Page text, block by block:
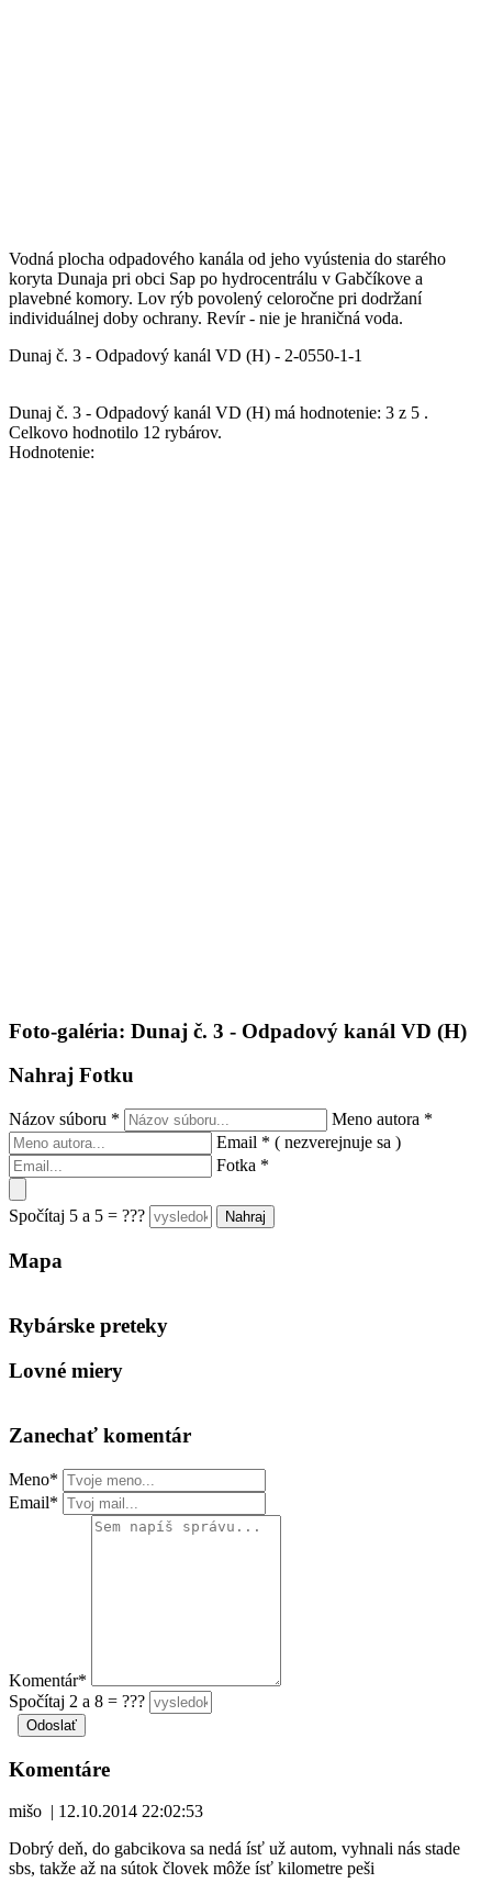
Vodná plocha odpadového kanála od jeho vyústenia do starého
koryta Dunaja pri obci Sap po hydrocentrálu v Gabčíkove a
plavebné komory. Lov rýb povolený celoročne pri dodržaní
individuálnej doby ochrany. Revír - nie je hraničná voda.
Dunaj č. 3 - Odpadový kanál VD (H) - 2-0550-1-1
Dunaj č. 3 - Odpadový kanál VD (H) má hodnotenie: 3 z 5 .
Celkovo hodnotilo 12 rybárov.
Hodnotenie:
Foto-galéria: Dunaj č. 3 - Odpadový kanál VD (H)
Nahraj Fotku
Názov súboru * Meno autora *
Email * ( nezverejnuje sa )
Fotka *
Spočítaj 5 a 5 = ???
Mapa
Rybárske preteky
Lovné miery
Zanechať komentár
Meno*
Email*
Komentár*
Spočítaj 2 a 8 = ???
Komentáre
mišo | 12.10.2014 22:02:53
Dobrý deň, do gabcikova sa nedá ísť už autom, vyhnali nás stade
sbs, takže až na sútok človek môže ísť kilometre peši